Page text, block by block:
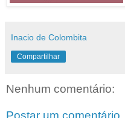
Inacio de Colombita
Compartilhar
Nenhum comentário:
Postar um comentário